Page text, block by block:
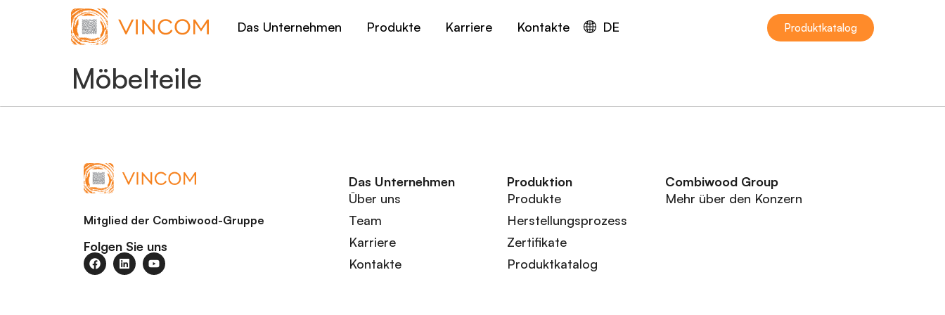
Das Unternehmen Produkte Karriere Kontakte DE Produktkatalog
Möbelteile
Mitglied der Combiwood-Gruppe
Folgen Sie uns
Das Unternehmen
Über uns
Team
Karriere
Kontakte
Produktion
Produkte
Herstellungsprozess
Zertifikate
Produktkatalog
Combiwood Group
Mehr über den Konzern